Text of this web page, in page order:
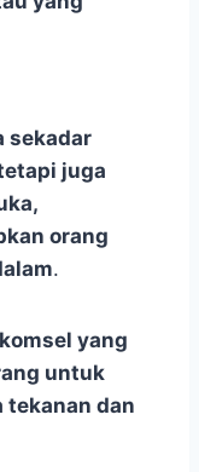
sekadar
juga
orang
.
yang
untuk
tekanan dan